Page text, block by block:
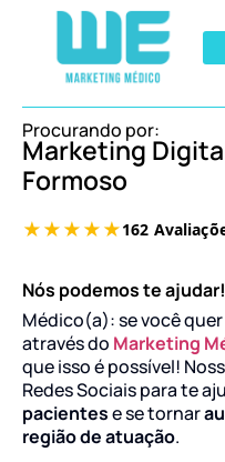
Procurando por:
Marketing
Formoso
Nós podemos te ajudar!
Médico(a): se você
através do Marketing
que isso é possível!
Redes Sociais para te
pacientese se tornar
região de atuação.